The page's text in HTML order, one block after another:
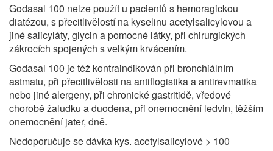
Godasal 100 nelze použít u pacientů s hemoragickou
diatézou, s přecitlivělostí na kyselinu acetylsalicylovou a
jiné salicyláty, glycin a pomocné látky, při chirurgických
zákrocích spojených s velkým krvácením.
Godasal 100 je též kontraindikován při bronchiálním
astmatu, při přecitlivělosti na antiflogistika a antirevmatika
nebo jiné alergeny, při chronické gastritidě, vředové
chorobě žaludku a duodena, při onemocnění ledvin, těžším
onemocnění jater, dně.
Nedoporučuje se dávka kys. acetylsalicylové > 100